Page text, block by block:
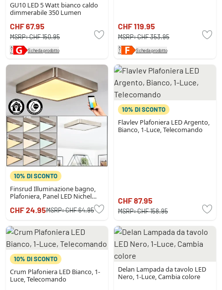
GU10 LED 5 Watt bianco caldo
dimmerabile 350 Lumen
CHF 67.95
MSRP:CHF 150.95
Scheda prodotto
CHF 119.95
MSRP:CHF 353.95
Scheda prodotto
10% DI SCONTO
Finsrud Illuminazione bagno,
Plafoniera, Panel LED Nichel
CHF 24.95MSRP:CHF 64.95
10% DI SCONTO
Flavlev Plafoniera LED Argento,
Bianco, 1-Luce, Telecomando
CHF 87.95
MSRP:CHF 158.95
10% DI SCONTO
Crum Plafoniera LED Bianco, 1-
Luce, Telecomando
Delan Lampada da tavolo LED
Nero, 1-Luce, Cambia colore